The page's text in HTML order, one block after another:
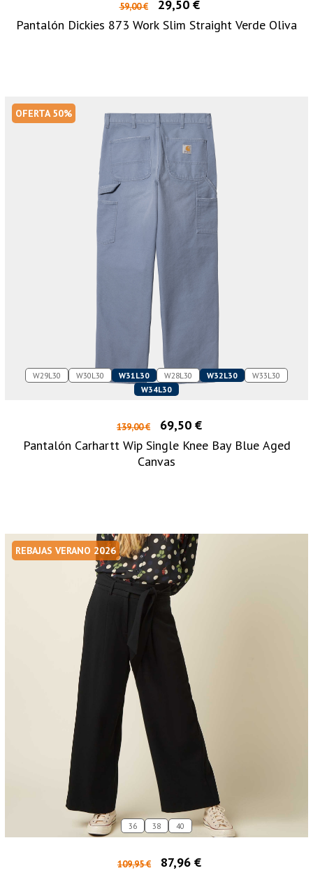
59,00 €
29,50 €
Pantalón Dickies 873 Work Slim Straight Verde Oliva
OFERTA 50%
W29L30 W30L30 W31L30 W28L30 W32L30
W33L30
W34L30
139,00 €
69,50 €
Pantalón Carhartt Wip Single Knee Bay Blue Aged
Canvas
REBAJAS VERANO 2026
36 38 40
109,95 €
87,96 €